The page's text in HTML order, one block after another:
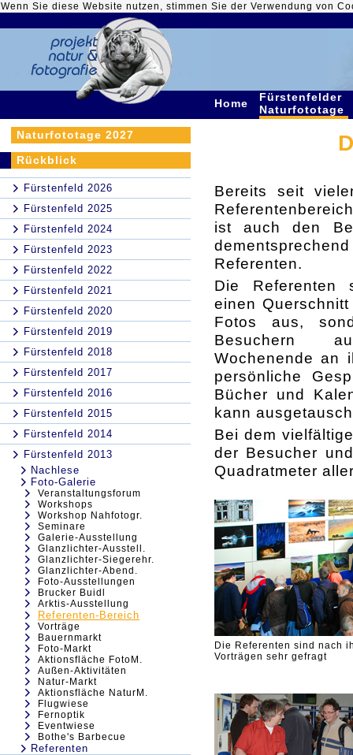
Wenn Sie diese Website nutzen, stimmen Sie der Verwendung von
Home
Fürstenfelder
Naturfototage
Naturfototage 2027
Rückblick
Fürstenfeld 2026
Fürstenfeld 2025
Fürstenfeld 2024
Fürstenfeld 2023
Fürstenfeld 2022
Fürstenfeld 2021
Fürstenfeld 2020
Fürstenfeld 2019
Fürstenfeld 2018
Fürstenfeld 2017
Fürstenfeld 2016
Fürstenfeld 2015
Fürstenfeld 2014
Fürstenfeld 2013
Nachlese
Foto-Galerie
Veranstaltungsforum
Workshops
Workshop Nahfotogr.
Seminare
Galerie-Ausstellung
Glanzlichter-Ausstell.
Glanzlichter-Siegerehr.
Glanzlichter-Abend.
Foto-Ausstellungen
Brucker Buidl
Arktis-Ausstellung
Referenten-Bereich
Vorträge
Bauernmarkt
Foto-Markt
Aktionsfläche FotoM.
Außen-Aktivitäten
Natur-Markt
Aktionsfläche NaturM.
Flugwiese
Fernoptik
Eventwiese
Bothe's Barbecue
Referenten
Bereits seit
ist auch den
Referenten.
Die Referenten
einen
Fotos aus,
Besuchern
Wochenende an
persönliche
Bücher und
kann
Bei dem
der Besucher
Quadratmeter
Die Referenten sind nach
Vorträgen sehr gefragt